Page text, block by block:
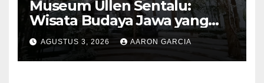
Museum Ullen Sentalu:
Wisata Budaya Jawa yang
Elegan di Lereng Kaliurang
AGUSTUS 3, 2026 AARON GARCIA